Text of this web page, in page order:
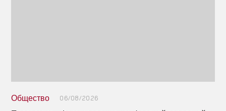
Общество 06/08/2026